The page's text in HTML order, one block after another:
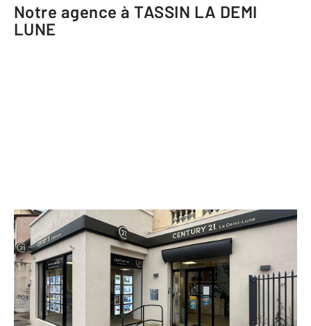
Notre agence à TASSIN LA DEMI
LUNE
CENTURY 21 La Demi-Lune
84 avenue de la République
TASSIN LA DEMI LUNE - 69160
Envoyer un message